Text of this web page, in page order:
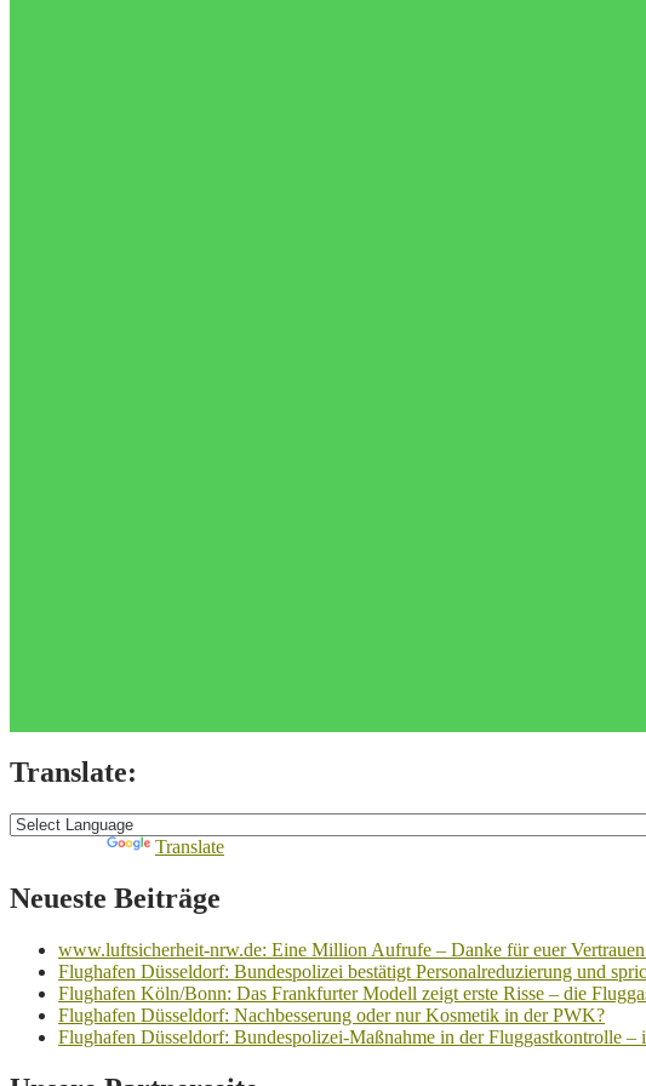
Translate:
Translate
Neueste Beiträge
www.luftsicherheit-nrw.de: Eine Million Aufrufe – Danke für euer
Flughafen Düsseldorf: Bundespolizei bestätigt Personalreduzierung und
Flughafen Köln/Bonn: Das Frankfurter Modell zeigt erste Risse – die
Flughafen Düsseldorf: Nachbesserung oder nur Kosmetik in der PWK?
Flughafen Düsseldorf: Bundespolizei-Maßnahme in der Fluggastkontrolle